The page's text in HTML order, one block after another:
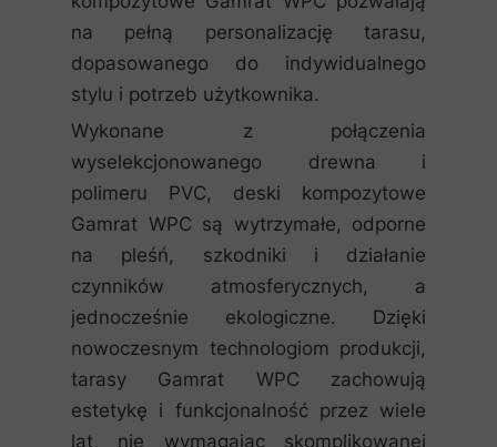
na pełną personalizację tarasu,
dopasowanego do indywidualnego
stylu i potrzeb użytkownika.
Wykonane z połączenia
wyselekcjonowanego drewna i
polimeru PVC, deski kompozytowe
Gamrat WPC są wytrzymałe, odporne
na pleśń, szkodniki i działanie
czynników atmosferycznych, a
jednocześnie ekologiczne. Dzięki
nowoczesnym technologiom produkcji,
tarasy Gamrat WPC zachowują
estetykę i funkcjonalność przez wiele
lat, nie wymagając skomplikowanej